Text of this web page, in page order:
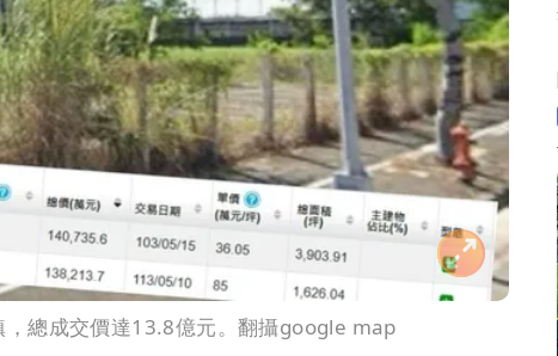
，總成交價達13.8億元。翻攝google map